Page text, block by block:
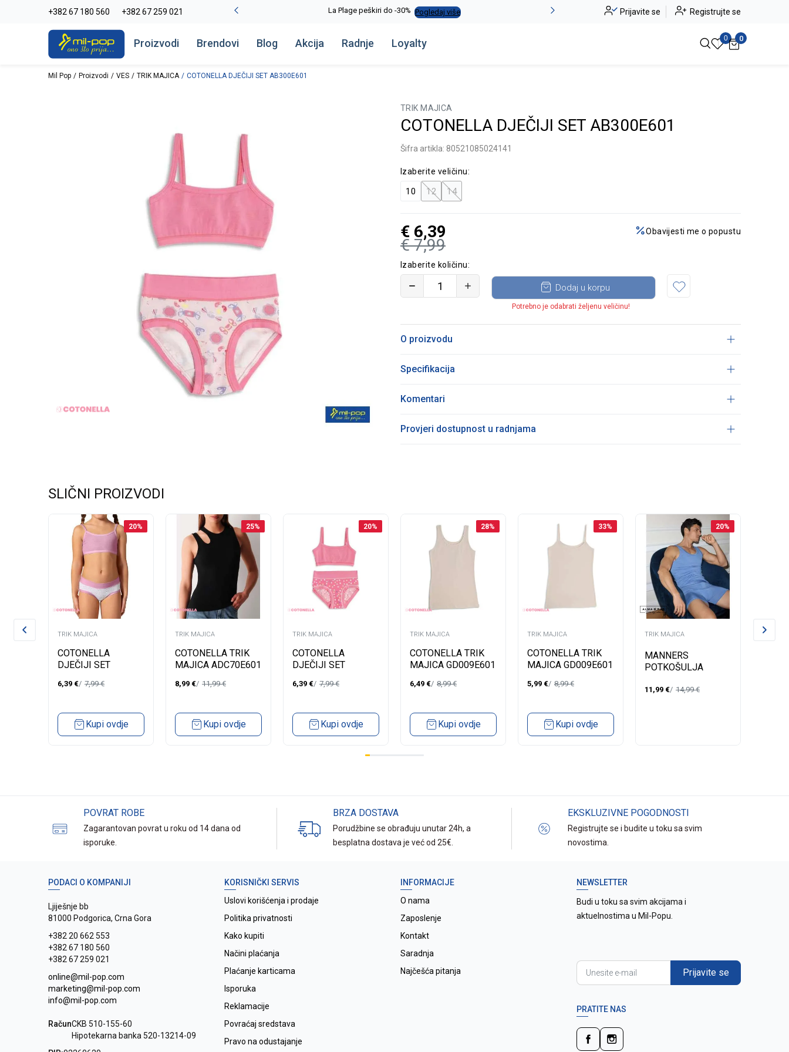
+382 67 180 560 +382 67 259 021
-20% na kompletan asortiman Pogledaj više La Plage peškiri do -30% Pogledaj više Alma Ras do -50% Pogledaj više
Prijavite se Registrujte se
Proizvodi Brendovi Blog Akcija Radnje Loyalty 0 0
Mil Pop Proizvodi VES TRIK MAJICA COTONELLA DJEČIJI SET AB300E601
TRIK MAJICA
COTONELLA DJEČIJI SET AB300E601
Šifra artikla: 80521085024141
Izaberite veličinu:
10 12 14
€ 7,99
€ 6,39 Obavijesti me o popustu
Izaberite količinu:
Dodaj u korpu
Potrebno je odabrati željenu veličinu!
O proizvodu
Specifikacija
Komentari
Provjeri dostupnost u radnjama
SLIČNI PROIZVODI
20%
TRIK MAJICA
COTONELLA
DJEČIJI SET
6,39 € 7,99€
Kupi ovdje
25%
TRIK MAJICA
COTONELLA TRIK
MAJICA ADC70E601
8,99 € 11,99€
Kupi ovdje
20%
TRIK MAJICA
COTONELLA
DJEČIJI SET
6,39 € 7,99€
Kupi ovdje
28%
TRIK MAJICA
COTONELLA TRIK
MAJICA GD009E601
6,49 € 8,99€
Kupi ovdje
33%
TRIK MAJICA
COTONELLA TRIK
MAJICA GD009E601
5,99 € 8,99€
Kupi ovdje
20%
TRIK MAJICA
MANNERS
POTKOŠULJA
11,99 € 14,99€
TRIK
POVRAT ROBE
Zagarantovan povrat u roku od 14 dana od
isporuke.
BRZA DOSTAVA
Porudžbine se obrađuju unutar 24h, a
besplatna dostava je već od 25€.
EKSKLUZIVNE POGODNOSTI
Registrujte se i budite u toku sa svim
novostima.
PODACI O KOMPANIJI
Ljiješnje bb
81000 Podgorica, Crna Gora
+382 20 662 553
+382 67 180 560
+382 67 259 021
online@mil-pop.com
marketing@mil-pop.com
info@mil-pop.com
RačunCKB 510-155-60
Hipotekarna banka 520-13214-09
KORISNIČKI SERVIS
Uslovi korišćenja i prodaje
Politika privatnosti
Kako kupiti
Načini plaćanja
Plaćanje karticama
Isporuka
Reklamacije
Povraćaj sredstava
Pravo na odustajanje
INFORMACIJE
O nama
Zaposlenje
Kontakt
Saradnja
Najčešća pitanja
NEWSLETTER
Budi u toku sa svim akcijama i
aktuelnostima u Mil-Popu.
Prijavite se
PRATITE NAS